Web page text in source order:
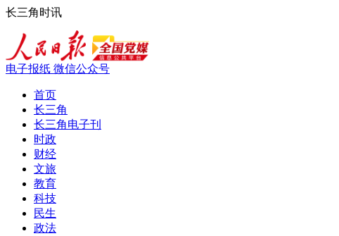
长三角时讯
电子报纸 微信公众号
首页
长三角
长三角电子刊
时政
财经
文旅
教育
科技
民生
政法